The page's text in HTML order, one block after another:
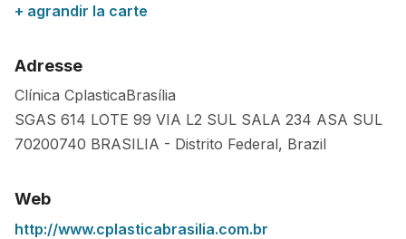
+ agrandir la carte
Adresse
Clínica CplasticaBrasília
SGAS 614 LOTE 99 VIA L2 SUL SALA 234 ASA SUL
70200740 BRASILIA - Distrito Federal, Brazil
Web
http://www.cplasticabrasilia.com.br